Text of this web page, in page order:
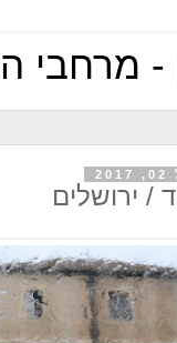
- מרחבי
/ ירושלים